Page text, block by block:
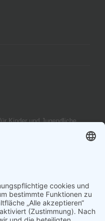
Kinder und Jugendliche
der Flutlichtanlage
am So 13.09.2026 für